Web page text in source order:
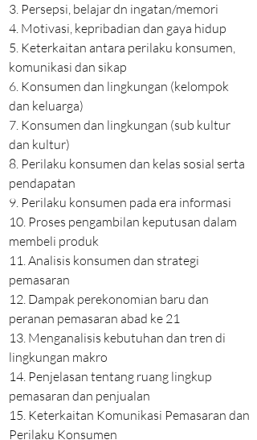
3. Persepsi, belajar dn ingatan/memori
4. Motivasi, kepribadian dan gaya hidup
5. Keterkaitan antara perilaku konsumen,
komunikasi dan sikap
6. Konsumen dan lingkungan (kelompok
dan keluarga)
7. Konsumen dan lingkungan (sub kultur
dan kultur)
8. Perilaku konsumen dan kelas sosial serta
pendapatan
9. Perilaku konsumen pada era informasi
10. Proses pengambilan keputusan dalam
membeli produk
11. Analisis konsumen dan strategi
pemasaran
12. Dampak perekonomian baru dan
peranan pemasaran abad ke 21
13. Menganalisis kebutuhan dan tren di
lingkungan makro
14. Penjelasan tentang ruang lingkup
pemasaran dan penjualan
15. Keterkaitan Komunikasi Pemasaran dan
Perilaku Konsumen